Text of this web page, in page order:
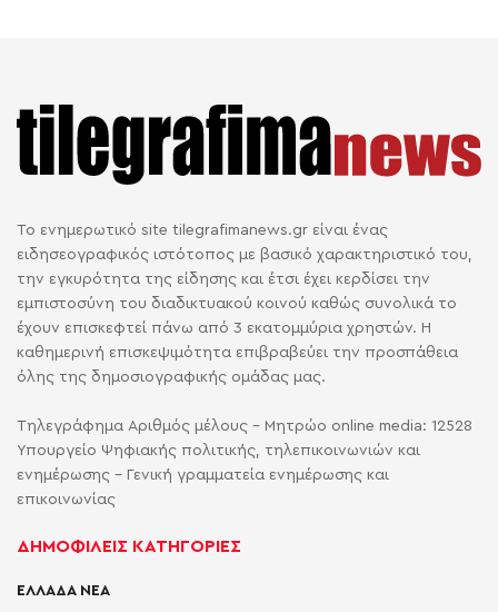
Το ενημερωτικό site tilegrafimanews.gr είναι ένας
ειδησεογραφικός ιστότοπος με βασικό χαρακτηριστικό του,
την εγκυρότητα της είδησης και έτσι έχει κερδίσει την
εμπιστοσύνη του διαδικτυακού κοινού καθώς συνολικά το
έχουν επισκεφτεί πάνω από 3 εκατομμύρια χρηστών. Η
καθημερινή επισκεψιμότητα επιβραβεύει την προσπάθεια
όλης της δημοσιογραφικής ομάδας μας.
Τηλεγράφημα Αριθμός μέλους - Μητρώο online media: 12528
Υπουργείο Ψηφιακής πολιτικής, τηλεπικοινωνιών και
ενημέρωσης - Γενική γραμματεία ενημέρωσης και
επικοινωνίας
ΔΗΜΟΦΙΛΕΙΣ ΚΑΤΗΓΟΡΙΕΣ
ΕΛΛΑΔΑ ΝΕΑ